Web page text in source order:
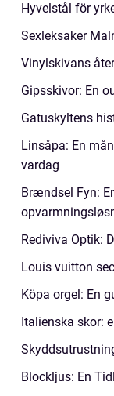
Hyvelstål för
Sexleksaker
Vinylskivans
Gipsskivor: En
Gatuskyltens
Linsåpa: En
vardag
Brændsel Fyn:
Rediviva Optik:
Louis vuitton
Köpa orgel: En
Italienska skor:
Blockljus: En